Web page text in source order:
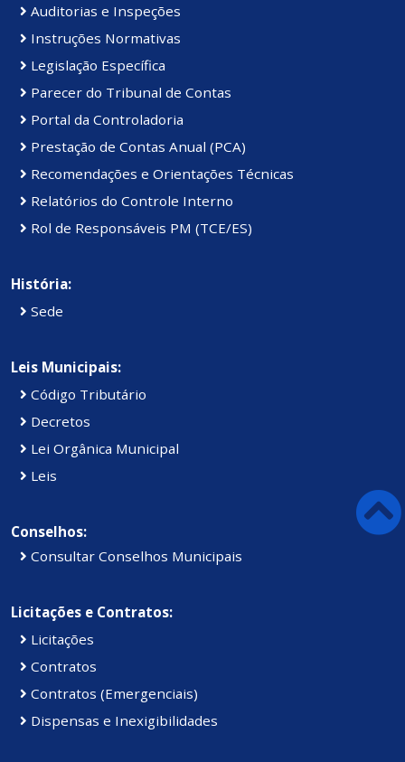
Auditorias e Inspeções
Instruções Normativas
Legislação Específica
Parecer do Tribunal de Contas
Portal da Controladoria
Prestação de Contas Anual (PCA)
Recomendações e Orientações Técnicas
Relatórios do Controle Interno
Rol de Responsáveis PM (TCE/ES)
História:
Sede
Leis Municipais:
Código Tributário
Decretos
Lei Orgânica Municipal
Leis
Conselhos:
Consultar Conselhos Municipais
Licitações e Contratos:
Licitações
Contratos
Contratos (Emergenciais)
Dispensas e Inexigibilidades